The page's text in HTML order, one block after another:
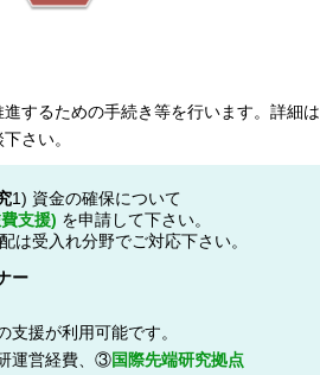
ついて
込み
するための手続き等を行います。詳細は
さい。
1) 資金の確保について
支援) を申請して下さい。
は受入れ分野でご対応下さい。
ー
支援が利用可能です。
運営経費、③国際先端研究拠点